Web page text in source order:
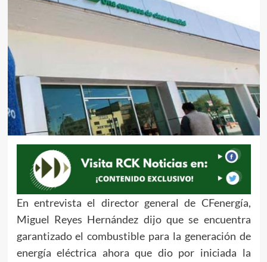
En entrevista el director general de CFenergía,
Miguel Reyes Hernández dijo que se encuentra
garantizado el combustible para la generación de
energía eléctrica ahora que dio por iniciada la